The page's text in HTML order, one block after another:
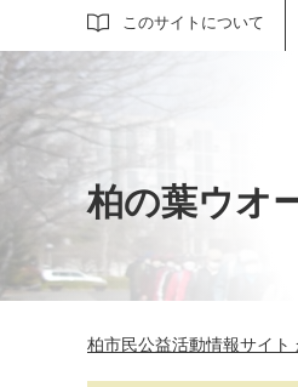
このサイトについて
サイト内検索
柏の葉ウオ
柏市民公益活動情報サイト